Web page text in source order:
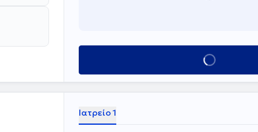
Κλείσε ραντεβού
Ιατρείο 1